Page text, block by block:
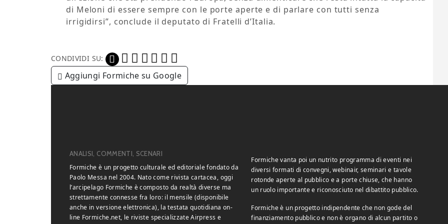
di Meloni di essere sempre con le porte aperte e di parlare con tutti senza
irrigidirsi”, conclude il deputato di Fratelli d’Italia.
CONDIVIDI SU:
Aggiungi Formiche su Google
ANALISI, COMMENTI, SCENARI
Formiche è un progetto culturale ed editoriale fondato da
Paolo Messa nel 2004. Nato come rivista cartacea, oggi
l’arcipelago Formiche è composto da realtà diverse ma
strettamente connesse fra loro: il mensile (disponibile
anche in versione elettronica), la testata quotidiana on-
line Formiche.net, le riviste specializzate Airpress e
Formiche vanta poi un nutrito programma di eventi nei
diversi formati di convegni, webinair, seminari e tavole
rotonde aperte al pubblico e a porte chiuse, che hanno
un ruolo importante e riconosciuto nel dibattito pubblico.
Formiche è un progetto indipendente che non gode del
finanziamento pubblico e non è organo di alcun partito o